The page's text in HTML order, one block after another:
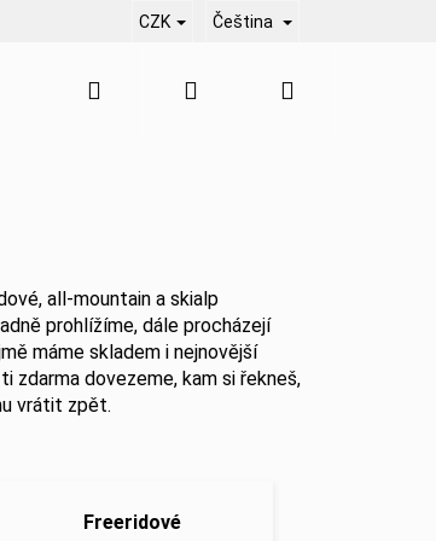
CZK Čeština
SERVIS KONTAKT
Hledat PřihlášeníNákupní
all-mountain a skialp
prohlížíme, dále procházejí
máme skladem i nejnovější
zdarma dovezeme, kam si řekneš,
vrátit zpět.
Freeridové